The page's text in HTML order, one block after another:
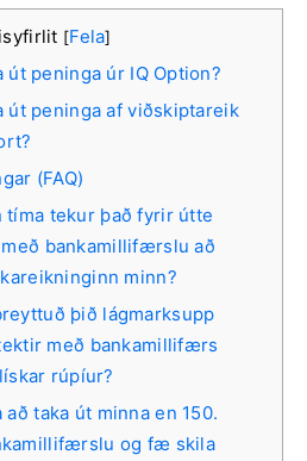
[Fela]
út peninga úr IQ Option?
út peninga af viðskiptareik
(FAQ)
tíma tekur það fyrir útte
bankamillifærslu að
minn?
þið lágmarksupp
með bankamillifærs
rúpíur?
að taka út minna en 150.
og fæ skila